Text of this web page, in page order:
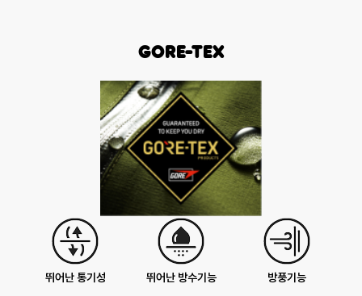
GORE-TEX
뛰어난 통기성 뛰어난 방수기능 방풍기능